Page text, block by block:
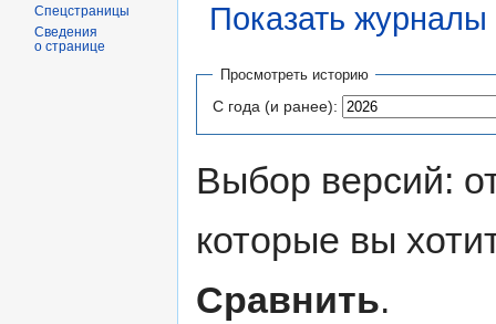
Показать
Просмотреть историю
С года (и ранее):
Выбор версий:
которые вы
Сравнить.
Спецстраницы
Сведения
о странице